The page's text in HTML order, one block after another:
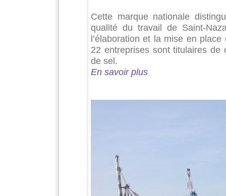
Cette marque nationale
qualité du travail de Saint-
l’élaboration et la mise en
22 entreprises sont titulaires de
de sel.
En savoir plus